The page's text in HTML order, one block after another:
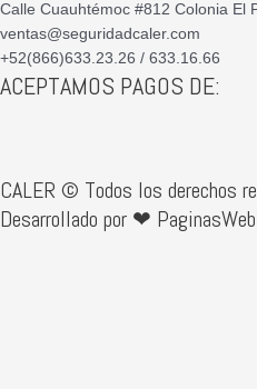
Calle Cuauhtémoc #812 Colonia El
ventas@seguridadcaler.com
+52(866)633.23.26 / 633.16.66
ACEPTAMOS PAGOS DE:
CALER © Todos los derechos
Desarrollado por ❤